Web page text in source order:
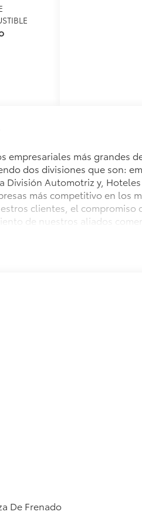
empresariales más grandes
dos divisiones que son:
División Automotriz y,
más competitivo en los
clientes, el compromiso
de nuestros aliados
De Frenado